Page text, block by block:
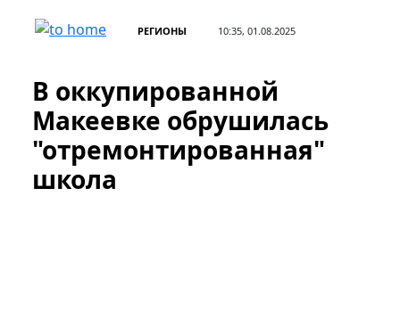
РЕГИОНЫ 10:35, 01.08.2025
В оккупированной
Макеевке обрушилась
"отремонтированная"
школа